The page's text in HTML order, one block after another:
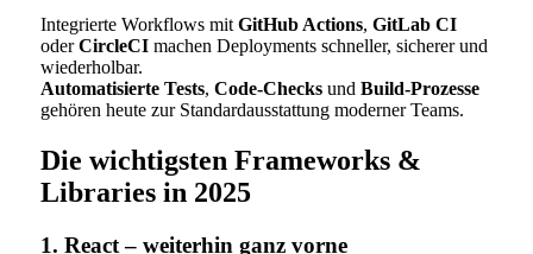
Integrierte Workflows mitGitHub Actions, GitLab CI
oderCircleCImachen Deployments schneller, sicherer und
wiederholbar.
Automatisierte Tests, Code-Checksund Build-Prozesse
gehören heute zur Standardausstattung moderner Teams.
Die wichtigsten Frameworks &
Libraries in 2025
1. React – weiterhin ganz vorne